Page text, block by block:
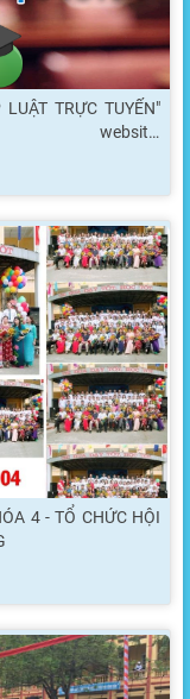
TRỰC TUYẾN"
4 - TỔ CHỨC HỘI